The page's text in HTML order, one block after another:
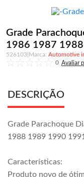
Grade
1986 1987
526103
Automotive
0
DESCRIÇÃO
Grade Parachoque
1988 1989 1990 1991
Características:
Produto novo de